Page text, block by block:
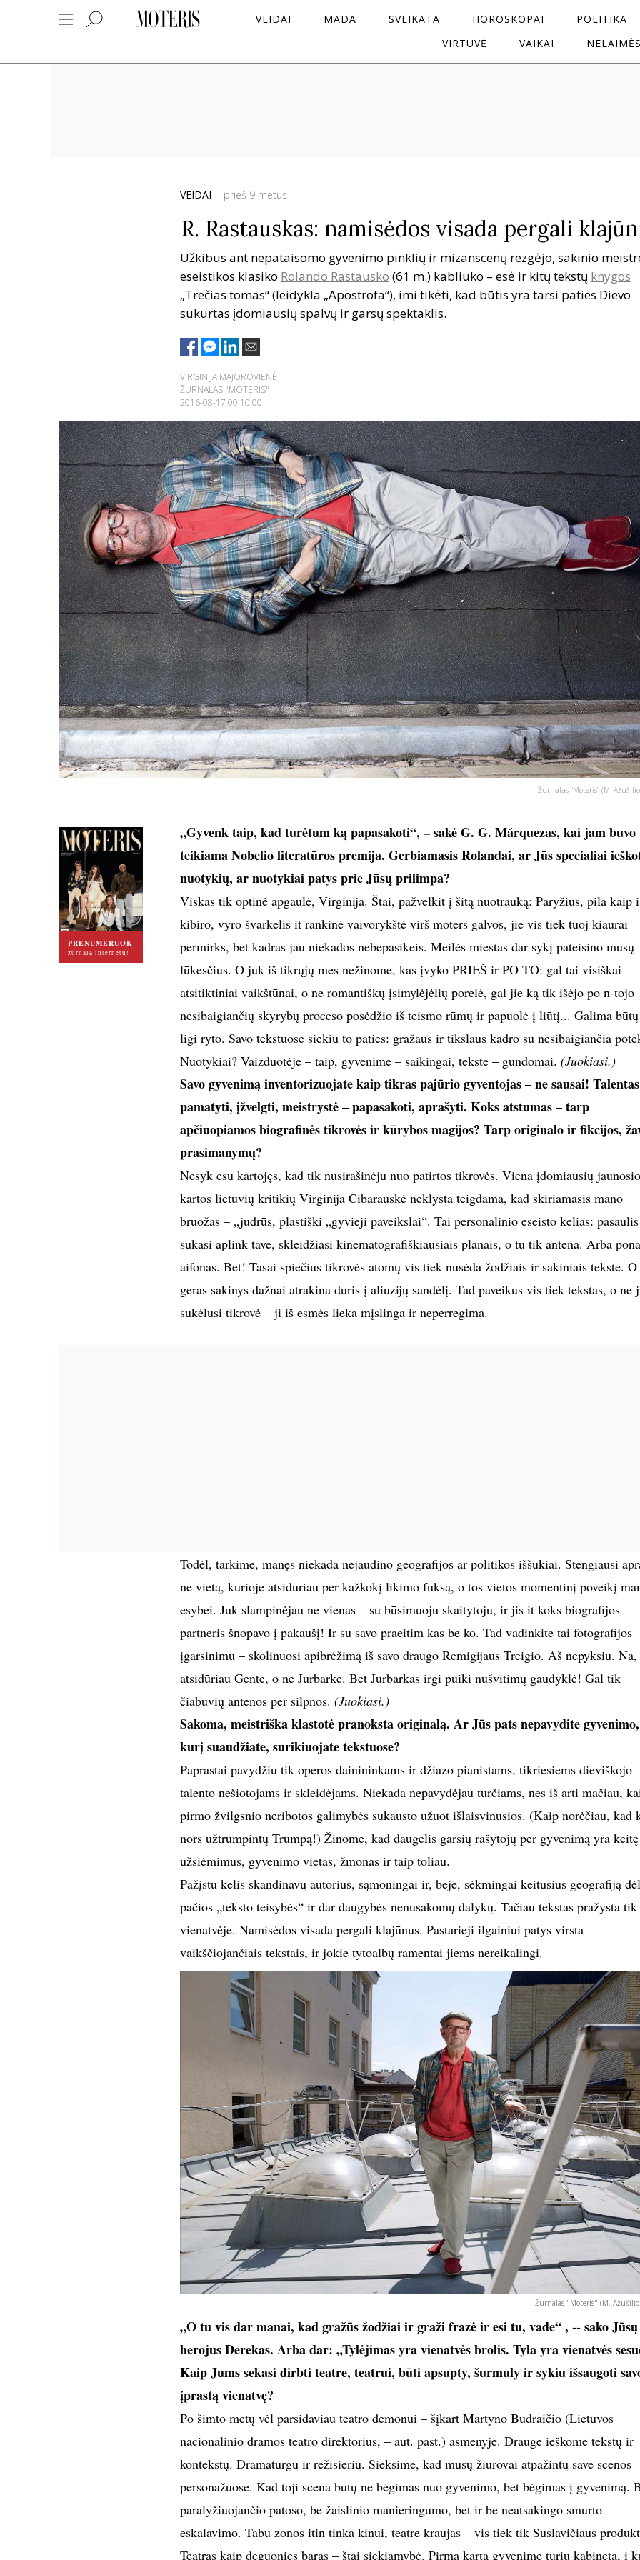
VEIDAI MADA SVEIKATA HOROSKOPAI POLITIKA
VIRTUVĖ
VAIKAI NELAIMĖS
VEIDAI prieš 9 metus
R. Rastauskas: namisėdos visada pergali
Užkibus ant nepataisomo gyvenimo pinklių ir mizanscenų rezgėjo, sakinio
eseistikos klasiko Rolando Rastausko (61 m.) kabliuko – esė ir kitų tekstų knygos
„Trečias tomas“ (leidykla „Apostrofa“), imi tikėti, kad būtis yra tarsi paties Dievo
sukurtas įdomiausių spalvų ir garsų spektaklis.
VIRGINIJA MAJOROVIENĖ
ŽURNALAS "MOTERIS"
2016-08-17 00:10:00
Žurnalas "Moteris" (M.
PRENUMERUOK
žurnalą internetu!
„Gyvenk taip, kad turėtum ką papasakoti“, – sakė G. G. Márquezas, kai jam buvo
teikiama Nobelio literatūros premija. Gerbiamasis Rolandai, ar Jūs specialiai
nuotykių, ar nuotykiai patys prie Jūsų prilimpa?
Viskas tik optinė apgaulė, Virginija. Štai, pažvelkit į šitą nuotrauką: Paryžius, pila kaip
kibiro, vyro švarkelis it rankinė vaivorykštė virš moters galvos, jie vis tiek tuoj kiaurai
permirks, bet kadras jau niekados nebepasikeis. Meilės miestas dar sykį pateisino mūsų
lūkesčius. O juk iš tikrųjų mes nežinome, kas įvyko PRIEŠ ir PO TO: gal tai visiškai
atsitiktiniai vaikštūnai, o ne romantiškų įsimylėjėlių porelė, gal jie ką tik išėjo po n-tojo
nesibaigiančių skyrybų proceso posėdžio iš teismo rūmų ir papuolė į liūtį... Galima
ligi ryto. Savo tekstuose siekiu to paties: gražaus ir tikslaus kadro su nesibaigiančia
Nuotykiai? Vaizduotėje – taip, gyvenime – saikingai, tekste – gundomai. (Juokiasi.)
Savo gyvenimą inventorizuojate kaip tikras pajūrio gyventojas – ne sausai!
pamatyti, įžvelgti, meistrystė – papasakoti, aprašyti. Koks atstumas – tarp
apčiuopiamos biografinės tikrovės ir kūrybos magijos? Tarp originalo ir fikcijos,
prasimanymų?
Nesyk esu kartojęs, kad tik nusirašinėju nuo patirtos tikrovės. Viena įdomiausių
kartos lietuvių kritikių Virginija Cibarauskė neklysta teigdama, kad skiriamasis mano
bruožas – „judrūs, plastiški „gyvieji paveikslai“. Tai personalinio eseisto kelias: pasaulis
sukasi aplink tave, skleidžiasi kinematografiškiausiais planais, o tu tik antena. Arba
aifonas. Bet! Tasai spiečius tikrovės atomų vis tiek nusėda žodžiais ir sakiniais tekste. O
geras sakinys dažnai atrakina duris į aliuzijų sandėlį. Tad paveikus vis tiek tekstas, o ne
sukėlusi tikrovė – ji iš esmės lieka mįslinga ir neperregima.
Todėl, tarkime, manęs niekada nejaudino geografijos ar politikos iššūkiai. Stengiausi
ne vietą, kurioje atsidūriau per kažkokį likimo fuksą, o tos vietos momentinį poveikį
esybei. Juk slampinėjau ne vienas – su būsimuoju skaitytoju, ir jis it koks biografijos
partneris šnopavo į pakaušį! Ir su savo praeitim kas be ko. Tad vadinkite tai fotografijos
įgarsinimu – skolinuosi apibrėžimą iš savo draugo Remigijaus Treigio. Aš nepyksiu. Na,
atsidūriau Gente, o ne Jurbarke. Bet Jurbarkas irgi puiki nušvitimų gaudyklė! Gal tik
čiabuvių antenos per silpnos. (Juokiasi.)
Sakoma, meistriška klastotė pranoksta originalą. Ar Jūs pats nepavydite gyvenimo,
kurį suaudžiate, surikiuojate tekstuose?
Paprastai pavydžiu tik operos dainininkams ir džiazo pianistams, tikriesiems dieviškojo
talento nešiotojams ir skleidėjams. Niekada nepavydėjau turčiams, nes iš arti mačiau,
pirmo žvilgsnio neribotos galimybės sukausto užuot išlaisvinusios. (Kaip norėčiau, kad
nors užtrumpintų Trumpą!) Žinome, kad daugelis garsių rašytojų per gyvenimą yra keitę
užsiėmimus, gyvenimo vietas, žmonas ir taip toliau.
Pažįstu kelis skandinavų autorius, sąmoningai ir, beje, sėkmingai keitusius geografiją
pačios „teksto teisybės“ ir dar daugybės nenusakomų dalykų. Tačiau tekstas pražysta tik
vienatvėje. Namisėdos visada pergali klajūnus. Pastarieji ilgainiui patys virsta
vaikščiojančiais tekstais, ir jokie tytoalbų ramentai jiems nereikalingi.
Žurnalas "Moteris" (M.
„O tu vis dar manai, kad gražūs žodžiai ir graži frazė ir esi tu, vade“ , -- sako Jūsų
herojus Derekas. Arba dar: „Tylėjimas yra vienatvės brolis. Tyla yra vienatvės
Kaip Jums sekasi dirbti teatre, teatrui, būti apsupty, šurmuly ir sykiu išsaugoti
įprastą vienatvę?
Po šimto metų vėl parsidaviau teatro demonui – šįkart Martyno Budraičio (Lietuvos
nacionalinio dramos teatro direktorius, – aut. past.) asmenyje. Drauge ieškome tekstų ir
kontekstų. Dramaturgų ir režisierių. Sieksime, kad mūsų žiūrovai atpažintų save scenos
personažuose. Kad toji scena būtų ne bėgimas nuo gyvenimo, bet bėgimas į gyvenimą.
paralyžiuojančio patoso, be žaislinio manieringumo, bet ir be neatsakingo smurto
eskalavimo. Tabu zonos itin tinka kinui, teatre kraujas – vis tiek tik Suslavičiaus
Teatras kaip deguonies baras – štai siekiamybė. Pirmą kartą gyvenime turiu kabinetą, į